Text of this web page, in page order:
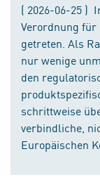
( 2026-06-25 )
Verordnung für
getreten. Als
nur wenige
den
schrittweise
verbindliche,
Europäischen